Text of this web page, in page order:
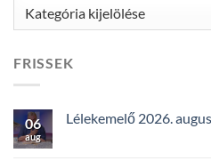
FRISSEK
06
aug
Lélekemelő 2026.